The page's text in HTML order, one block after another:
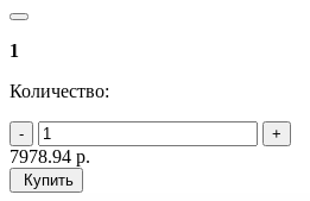
1
Количество:
7978.94 р.
Купить